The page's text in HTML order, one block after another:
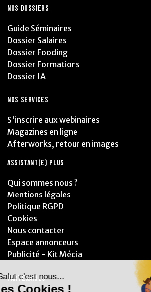
NOS DOSSIERS
Guide Séminaires
Dossier Salaires
Dossier Fooding
Dossier Formations
Dossier IA
NOS SERVICES
S'inscrire aux webinaires
Magazines en ligne
Afterworks, retour en images
ASSISTANT(E) PLUS
Qui sommes nous ?
Mentions légales
Politique RGPD
Cookies
Nous contacter
Espace annonceurs
Publicité - Kit Média
PARTENAIRES